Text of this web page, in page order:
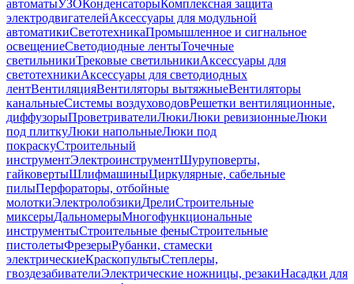
автоматыУЗОКонденсаторыКомплексная защита
электродвигателейАксессуары для модульной
автоматикиСветотехникаПромышленное и сигнальное
освещениеСветодиодные лентыТочечные
светильникиТрековые светильникиАксессуары для
светотехникиАксессуары для светодиодных
лентВентиляцияВентиляторы вытяжныеВентиляторы
канальныеСистемы воздуховодовРешетки вентиляционные,
диффузорыПроветривателиЛюкиЛюки ревизионныеЛюки
под плиткуЛюки напольныеЛюки под
покраскуСтроительный
инструментЭлектроинструментШуруповерты,
гайковертыШлифмашиныЦиркулярные, сабельные
пилыПерфораторы, отбойные
молоткиЭлектролобзикиДрелиСтроительные
миксерыДальномерыМногофункциональные
инструментыСтроительные феныСтроительные
пистолетыФрезерыРубанки, стамески
электрическиеКраскопультыСтеплеры,
гвоздезабивателиЭлектрические ножницы, резакиНасадки для